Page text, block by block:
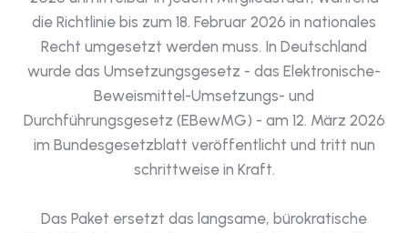
die Richtlinie bis zum 18. Februar 2026 in nationales
Recht umgesetzt werden muss. In Deutschland
wurde das Umsetzungsgesetz - das Elektronische-
Beweismittel-Umsetzungs- und
Durchführungsgesetz (EBewMG) - am 12. März 2026
im Bundesgesetzblatt veröffentlicht und tritt nun
schrittweise in Kraft.
Das Paket ersetzt das langsame, bürokratische